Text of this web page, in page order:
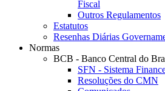
Fiscal
Outros Regulamentos
Estatutos
Resenhas Diárias
Normas
BCB - Banco Central do
SFN - Sistema
Resoluções do CMN